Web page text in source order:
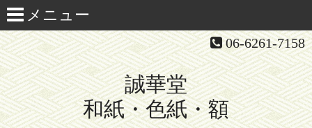
06-6261-7158
誠華堂
和紙・色紙・額